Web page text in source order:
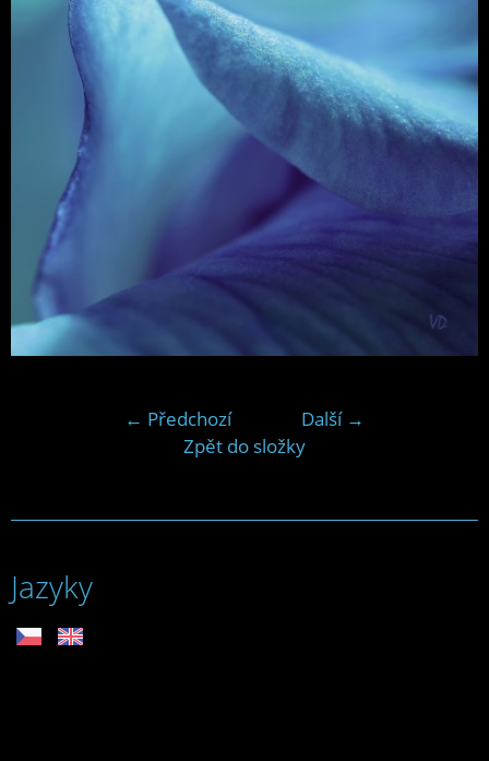
← Předchozí
Další →
Zpět do složky
Jazyky